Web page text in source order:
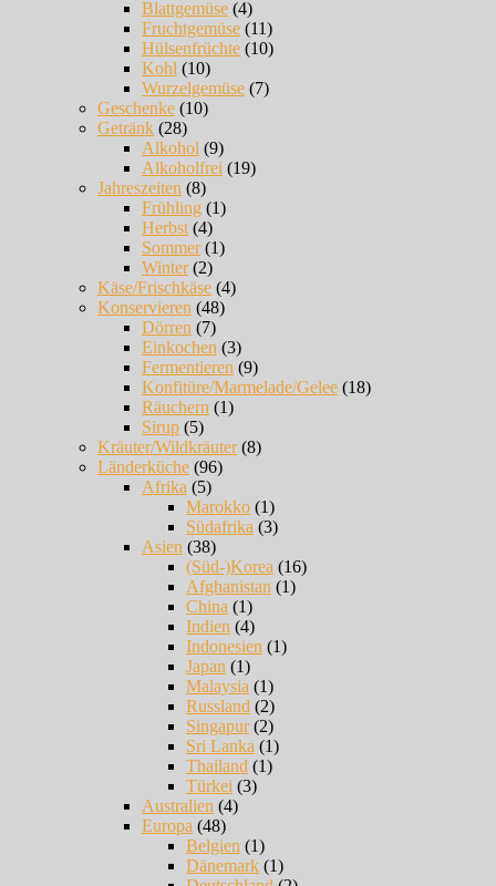
Blattgemüse (4)
Fruchtgemüse (11)
Hülsenfrüchte (10)
Kohl (10)
Wurzelgemüse (7)
Geschenke (10)
Getränk (28)
Alkohol (9)
Alkoholfrei (19)
Jahreszeiten (8)
Frühling (1)
Herbst (4)
Sommer(1)
Winter(2)
Käse/Frischkäse (4)
Konservieren (48)
Dörren (7)
Einkochen (3)
Fermentieren (9)
Konfitüre/Marmelade/Gelee (18)
Räuchern (1)
Sirup (5)
Kräuter/Wildkräuter(8)
Länderküche (96)
Afrika (5)
Marokko (1)
Südafrika (3)
Asien (38)
(Süd-)Korea (16)
Afghanistan (1)
China (1)
Indien (4)
Indonesien (1)
Japan (1)
Malaysia (1)
Russland (2)
Singapur(2)
Sri Lanka (1)
Thailand (1)
Türkei (3)
Australien (4)
Europa (48)
Belgien (1)
Dänemark (1)